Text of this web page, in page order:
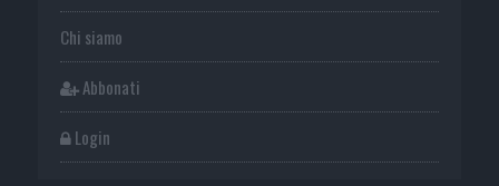
Chi siamo
Abbonati
Login